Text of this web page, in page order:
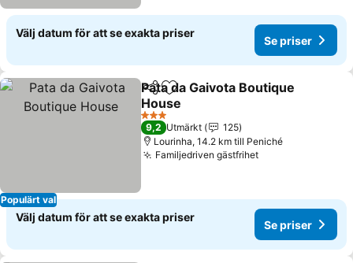
Välj datum för att se exakta priser
Se priser
Populärt val
Dela Lägg till i Mina Favoriter
Pata da Gaivota Boutique
House
3 Stjärnor
9,2 Utmärkt
125
Lourinha, 14.2 km till Peniché
Familjedriven gästfrihet
Välj datum för att se exakta priser
Se priser